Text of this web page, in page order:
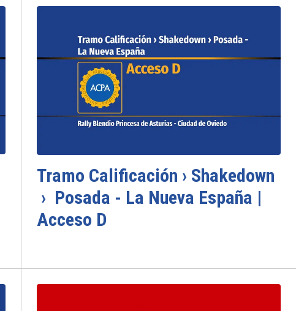
Tramo Calificación › Shakedown
› Posada - La Nueva España |
Acceso D